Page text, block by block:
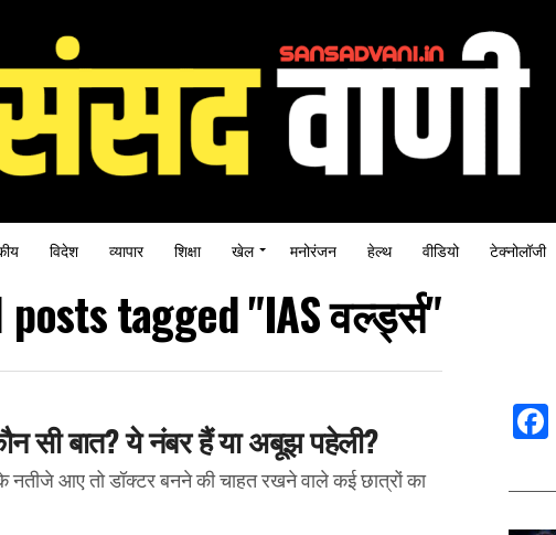
विदेश व्यापार शिक्षा खेल मनोरंजन हेल्थ वीडियो टेक्नोलॉजी
tagged "IAS वर्ल्ड्स"
सी बात? ये नंबर हैं या अबूझ पहेली?
आए तो डॉक्टर बनने की चाहत रखने वाले कई छात्रों का